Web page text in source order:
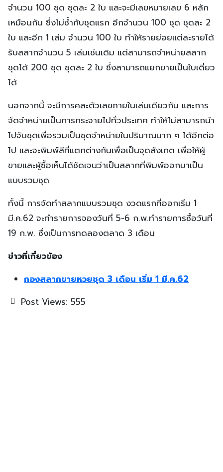
จำนวน 100 ชุด ชุดละ 2 ใบ และจะมีเลขหมายเลข 6 หลัก
เหมือนกัน ซึ่งไม่ซ้ำกับชุดแรก อีกจำนวน 100 ชุด ชุดละ 2
ใบ และอีก 1 เล่ม จำนวน 100 ใบ ทำให้รายย่อยแต่ละรายได้
รับสลากจำนวน 5 เล่มเช่นเดิม แต่สามารถจำหน่ายสลาก
ชุดได้ 200 ชุด ชุดละ 2 ใบ ซึ่งสามารถแยกขายเป็นใบเดี่ยว
ได้
นอกจากนี้ จะมีการคละตัวเลขภายในเล่มเดียวกัน และการ
จัดจำหน่ายเป็นการกระจายไปทั่วประเทศ ทำให้ไม่สามารถนำ
ไปจับชุดเพื่อรวมเป็นชุดจำหน่ายในปริมาณมาก ๆ ได้อีกต่อ
ไป และจะพิมพ์สีที่แตกต่างกันเพื่อเป็นจุดสังเกต เพื่อให้ผู้
ขายและผู้ซื้อเห็นได้ชัดเจนว่าเป็นสลากที่พิมพ์ออกมาเป็น
แบบรวมชุด
ทั้งนี้ การจัดทำสลากแบบรวมชุด งวดแรกที่ออกเริ่ม 1
มี.ค.62 จะทำรายการจองวันที่ 5-6 ก.พ.ทำรายการซื้อวันที่
19 ก.พ. ซึ่งเป็นการทดลองตลาด 3 เดือน
ข่าวที่เกี่ยวข้อง
กองสลากขายหวยชุด 3 เดือน เริ่ม 1 มี.ค.62
Post Views: 555